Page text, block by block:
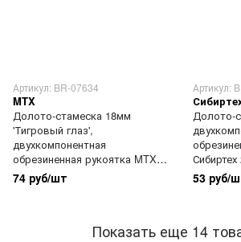
Артикул: BR-07634
MTX
Долото-стамеска 18мм
'Тигровый глаз',
двухкомпонентная
обрезиненная рукоятка MTX
245139
74 руб/шт
Артикул:
Долото-
Сибиртех
53 руб/
Показать еще 14